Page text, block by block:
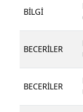
BİLGİ
BECERİLER
BECERİLER